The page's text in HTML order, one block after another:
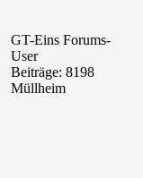
GT-Eins Forums-
User
Beiträge: 8198
Müllheim